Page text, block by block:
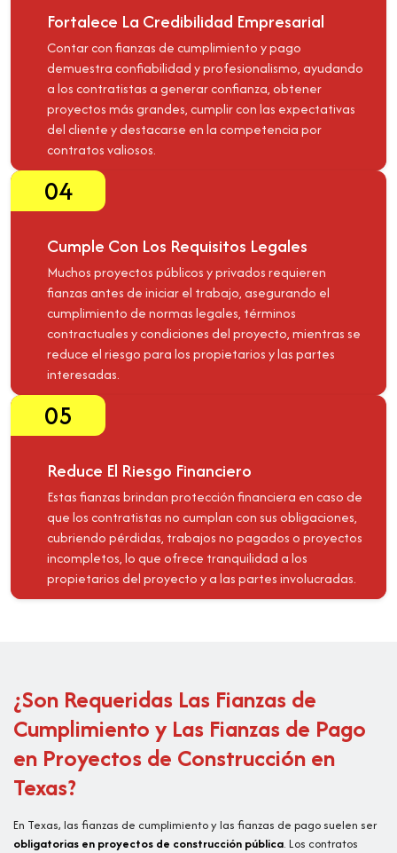
Fortalece La Credibilidad Empresarial
Contar con fianzas de cumplimiento y pago
demuestra confiabilidad y profesionalismo, ayudando
a los contratistas a generar confianza, obtener
proyectos más grandes, cumplir con las expectativas
del cliente y destacarse en la competencia por
contratos valiosos.
04
Cumple Con Los Requisitos Legales
Muchos proyectos públicos y privados requieren
fianzas antes de iniciar el trabajo, asegurando el
cumplimiento de normas legales, términos
contractuales y condiciones del proyecto, mientras se
reduce el riesgo para los propietarios y las partes
interesadas.
05
Reduce El Riesgo Financiero
Estas fianzas brindan protección financiera en caso de
que los contratistas no cumplan con sus obligaciones,
cubriendo pérdidas, trabajos no pagados o proyectos
incompletos, lo que ofrece tranquilidad a los
propietarios del proyecto y a las partes involucradas.
¿Son Requeridas Las Fianzas de
Cumplimiento y Las Fianzas de Pago
en Proyectos de Construcción en
Texas?
En Texas, las fianzas de cumplimiento y las fianzas de pago suelen ser
obligatorias en proyectos de construcción pública. Los contratos